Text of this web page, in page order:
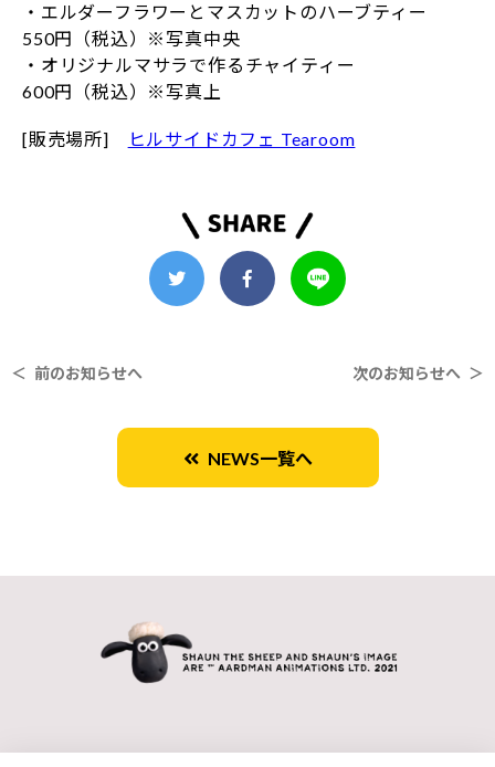
・エルダーフラワーとマスカットのハーブティー
550円（税込）※写真中央
・オリジナルマサラで作るチャイティー
600円（税込）※写真上
[販売場所] ヒルサイドカフェ Tearoom
＜ 前のお知らせへ 次のお知らせへ ＞
NEWS一覧へ